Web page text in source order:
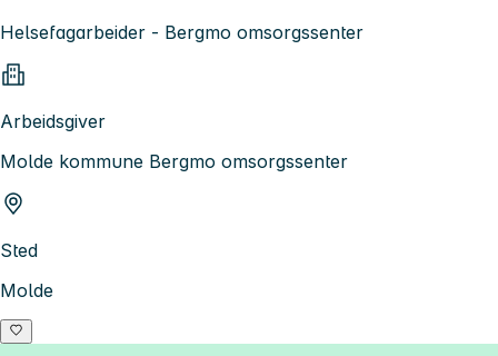
Helsefagarbeider - Bergmo omsorgssenter
Arbeidsgiver
Molde kommune Bergmo omsorgssenter
Sted
Molde